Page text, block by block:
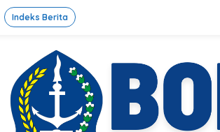
Indeks Berita